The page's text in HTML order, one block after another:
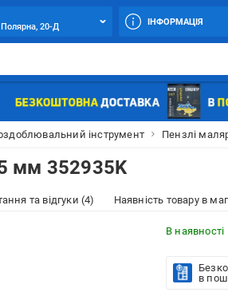
Полярна, 20-Д
ІНФОРМАЦІЯ
інструмент Пензлі
мм 352935K
та відгуки (4) Наявність товару в
В наявності
в